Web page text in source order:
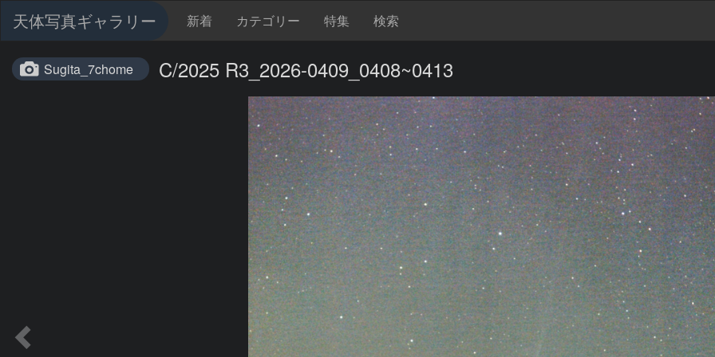
天体写真ギャラリー 新着 カテゴリー 特集 検索
Sugita_7chome C/2025 R3_2026-0409_0408~0413